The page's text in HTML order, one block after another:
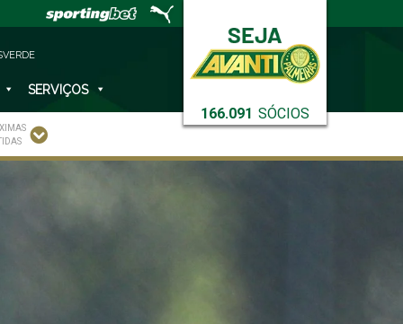
166.091 SÓCIOS
SERVIÇOS